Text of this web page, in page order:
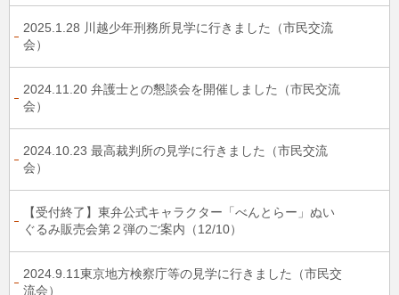
2025.1.28 川越少年刑務所見学に行きました（市民交流
会）
2024.11.20 弁護士との懇談会を開催しました（市民交流
会）
2024.10.23 最高裁判所の見学に行きました（市民交流
会）
【受付終了】東弁公式キャラクター「べんとらー」ぬい
ぐるみ販売会第２弾のご案内（12/10）
2024.9.11東京地方検察庁等の見学に行きました（市民交
流会）